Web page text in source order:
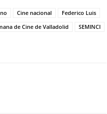
Cine nacional
Federico Luis
de Cine de Valladolid
SEMINCI